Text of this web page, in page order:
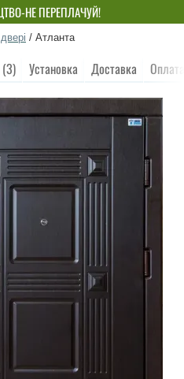
НЕ ПЕРЕПЛАЧУЙ!
/ Атланта
(3) Установка Доставка Оплата